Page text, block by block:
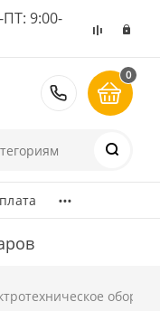
9:00-
8 (495)
0
...